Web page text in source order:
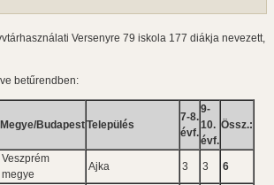
Versenyre 79 iskola 177 diákja nevezett,
betűrendben:
Megye/BudapestTelepülés
7-8.
évf.
9-
10.
évf.
Össz.:
Veszprém
megye
Ajka 3 3 6